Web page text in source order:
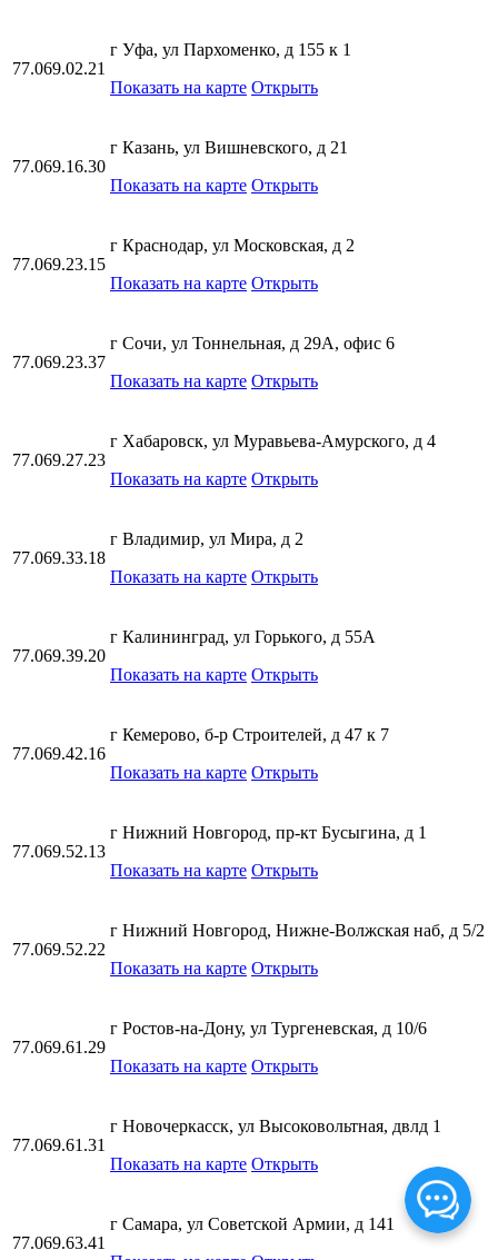
77.069.02.21
г Уфа, ул Пархоменко, д 155 к 1
Показать на карте Открыть
77.069.16.30
г Казань, ул Вишневского, д 21
Показать на карте Открыть
77.069.23.15
г Краснодар, ул Московская, д 2
Показать на карте Открыть
77.069.23.37
г Сочи, ул Тоннельная, д 29А, офис 6
Показать на карте Открыть
77.069.27.23
г Хабаровск, ул Муравьева-Амурского, д 4
Показать на карте Открыть
77.069.33.18
г Владимир, ул Мира, д 2
Показать на карте Открыть
77.069.39.20
г Калининград, ул Горького, д 55А
Показать на карте Открыть
77.069.42.16
г Кемерово, б-р Строителей, д 47 к 7
Показать на карте Открыть
77.069.52.13
г Нижний Новгород, пр-кт Бусыгина, д 1
Показать на карте Открыть
77.069.52.22
г Нижний Новгород, Нижне-Волжская наб, д 5/2
Показать на карте Открыть
77.069.61.29
г Ростов-на-Дону, ул Тургеневская, д 10/6
Показать на карте Открыть
77.069.61.31
г Новочеркасск, ул Высоковольтная, двлд 1
Показать на карте Открыть
77.069.63.41
г Самара, ул Советской Армии, д 141